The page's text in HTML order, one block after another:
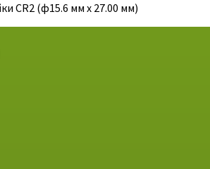
CR2 (ф15.6 мм х 27.00 мм)